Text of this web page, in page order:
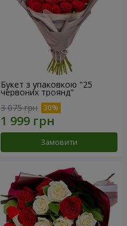
Букет з упаковкою "25
червоних троянд"
3 075 грн
Замовити